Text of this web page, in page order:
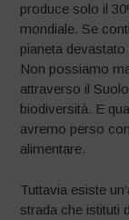
produce solo il
mondiale. Se
pianeta
Non possiamo
attraverso il
biodiversità. E
avremo perso
alimentare.
Tuttavia esiste
strada che istituti